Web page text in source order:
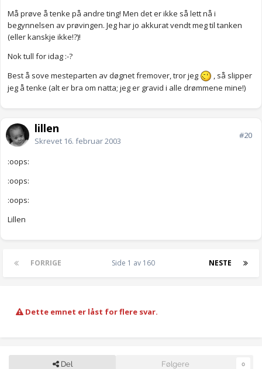
Må prøve å tenke på andre ting! Men det er ikke så lett nå i
begynnelsen av prøvingen. Jeg har jo akkurat vendt meg til tanken
(eller kanskje ikke!?)!
Nok tull for idag :-?
Best å sove mesteparten av døgnet fremover, tror jeg
, så slipper
jeg å tenke (alt er bra om natta; jeg er gravid i alle drømmene mine!)
lillen
Skrevet 16. februar 2003
#20
:oops:
:oops:
:oops:
Lillen
FORRIGE NESTE
Side 1 av 160
Dette emnet er låst for flere svar.
Del Følgere 0